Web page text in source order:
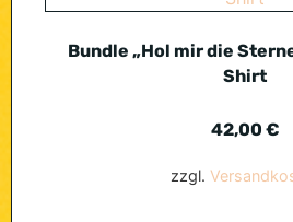
Bundle „Hol mir die
Shirt
42,00 €
zzgl.